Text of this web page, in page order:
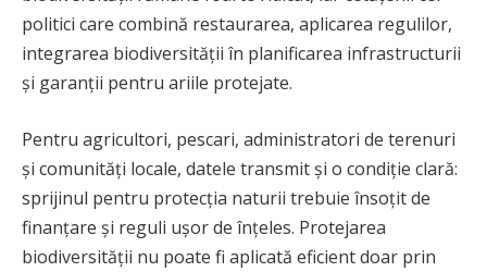
politici care combină restaurarea, aplicarea regulilor,
integrarea biodiversității în planificarea infrastructurii
și garanții pentru ariile protejate.
Pentru agricultori, pescari, administratori de terenuri
și comunități locale, datele transmit și o condiție clară:
sprijinul pentru protecția naturii trebuie însoțit de
finanțare și reguli ușor de înțeles. Protejarea
biodiversității nu poate fi aplicată eficient doar prin